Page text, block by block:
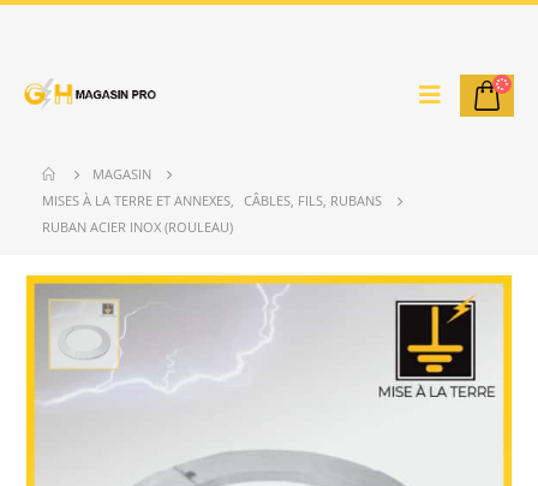
MAGASIN
MISES À LA TERRE ET ANNEXES, CÂBLES, FILS, RUBANS
RUBAN ACIER INOX (ROULEAU)